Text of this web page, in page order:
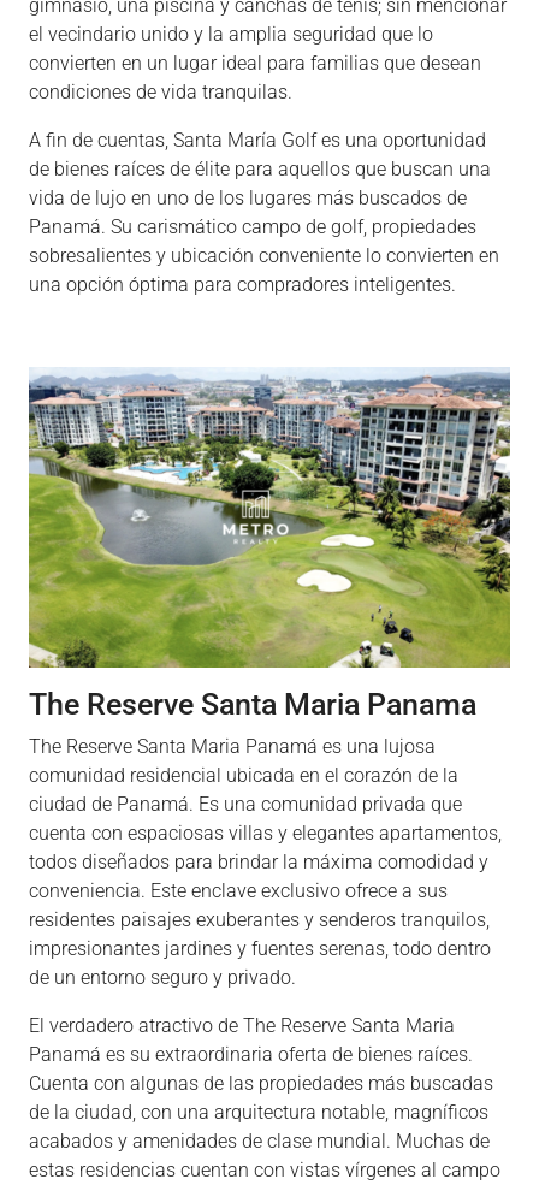
gimnasio, una piscina y canchas de tenis; sin mencionar
el vecindario unido y la amplia seguridad que lo
convierten en un lugar ideal para familias que desean
condiciones de vida tranquilas.
A fin de cuentas, Santa María Golf es una oportunidad
de bienes raíces de élite para aquellos que buscan una
vida de lujo en uno de los lugares más buscados de
Panamá. Su carismático campo de golf, propiedades
sobresalientes y ubicación conveniente lo convierten en
una opción óptima para compradores inteligentes.
The Reserve Santa Maria Panama
The Reserve Santa Maria Panamá es una lujosa
comunidad residencial ubicada en el corazón de la
ciudad de Panamá. Es una comunidad privada que
cuenta con espaciosas villas y elegantes apartamentos,
todos diseñados para brindar la máxima comodidad y
conveniencia. Este enclave exclusivo ofrece a sus
residentes paisajes exuberantes y senderos tranquilos,
impresionantes jardines y fuentes serenas, todo dentro
de un entorno seguro y privado.
El verdadero atractivo de The Reserve Santa Maria
Panamá es su extraordinaria oferta de bienes raíces.
Cuenta con algunas de las propiedades más buscadas
de la ciudad, con una arquitectura notable, magníficos
acabados y amenidades de clase mundial. Muchas de
estas residencias cuentan con vistas vírgenes al campo